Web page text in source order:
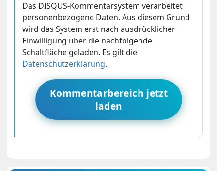
Das DISQUS-Kommentarsystem verarbeitet
personenbezogene Daten. Aus diesem Grund
wird das System erst nach ausdrücklicher
Einwilligung über die nachfolgende
Schaltfläche geladen. Es gilt die
Datenschutzerklärung.
Kommentarbereich jetzt
laden